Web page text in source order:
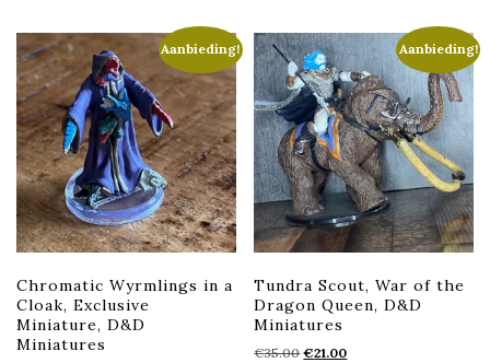
Aanbieding!
Chromatic Wyrmlings in a
Cloak, Exclusive
Miniature, D&D
Miniatures
Aanbieding!
Tundra Scout, War of the
Dragon Queen, D&D
Miniatures
€35.00Oorspronkelijke
€21.00Huidige